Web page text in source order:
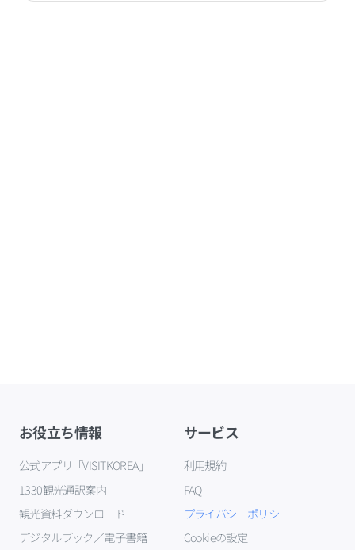
お役立ち情報
公式アプリ「VISITKOREA」
1330観光通訳案内
観光資料ダウンロード
デジタルブック／電子書籍
サービス
利用規約
FAQ
プライバシーポリシー
Cookieの設定